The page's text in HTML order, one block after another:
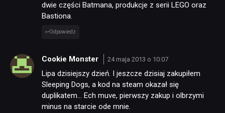
dwie części Batmana, produkcje z serii LEGO oraz
Bastiona.
Odpowiedz
Cookie Monster 24 maja 2013 o 10:07
Lipa dzisiejszy dzień. I jeszcze dzisiaj zakupiłem
Sleeping Dogs, a kod na steam okazał się
duplikatem… Ech muve, pierwszy zakup i olbrzymi
minus na starcie ode mnie.